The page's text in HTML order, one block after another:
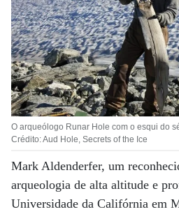
O arqueólogo Runar Hole com o esqui do
Crédito: Aud Hole, Secrets of the Ice
Mark Aldenderfer, um
arqueologia de alta altitude e
Universidade da Califórnia em